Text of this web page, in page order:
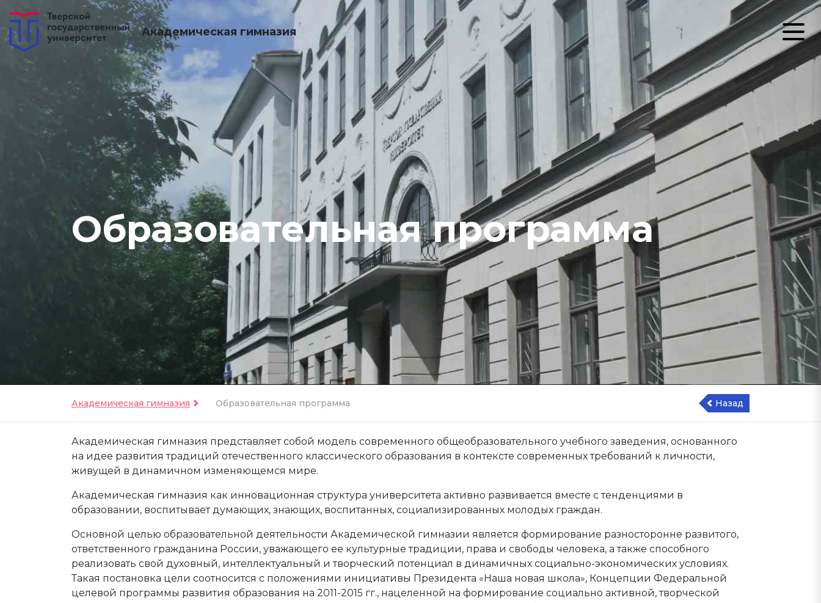
Академическая гимназия
Образовательная программа
Академическая гимназия Образовательная программа Назад
Академическая гимназия представляет собой модель современного общеобразовательного учебного заведения, основанного
на идее развития традиций отечественного классического образования в контексте современных требований к личности,
живущей в динамичном изменяющемся мире.
Академическая гимназия как инновационная структура университета активно развивается вместе с тенденциями в
образовании, воспитывает думающих, знающих, воспитанных, социализированных молодых граждан.
Основной целью образовательной деятельности Академической гимназии является формирование разносторонне развитого,
ответственного гражданина России, уважающего ее культурные традиции, права и свободы человека, а также способного
реализовать свой духовный, интеллектуальный и творческий потенциал в динамичных социально-экономических условиях.
Такая постановка цели соотносится с положениями инициативы Президента «Наша новая школа», Концепции Федеральной
целевой программы развития образования на 2011-2015 гг., нацеленной на формирование социально активной, творческой